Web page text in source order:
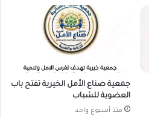
جمعية صناع الأمل الخيرية تفتح باب
العضوية للشباب
منذ أسبوع واحد